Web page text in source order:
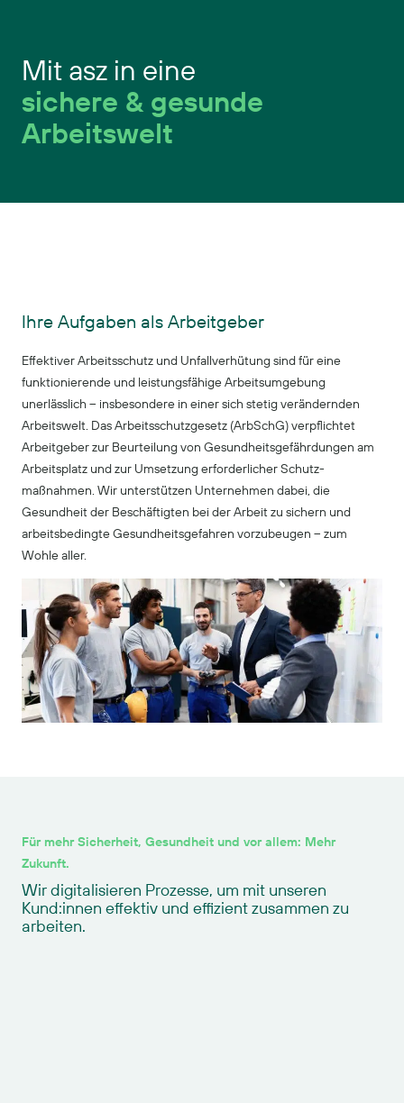
Mit asz in eine
sichere & gesunde
Arbeitswelt
Ihre Aufgaben als Arbeitgeber
Effektiver Arbeitsschutz und Unfallverhütung sind für eine
funktionierende und leistungsfähige Arbeits­umgebung
unerlässlich – insbesondere in einer sich stetig verändernden
Arbeitswelt. Das Arbeits­schutzgesetz (ArbSchG) verpflichtet
Arbeitgeber zur Beurteilung von Gesundheits­gefährdungen am
Arbeitsplatz und zur Umsetzung erforderlicher Schutz­
maßnahmen. Wir unterstützen Unternehmen dabei, die
Gesundheit der Beschäftigten bei der Arbeit zu sichern und
arbeitsbedingte Gesundheitsgefahren vorzubeugen – zum
Wohle aller.
Für mehr Sicherheit, Gesundheit und vor allem: Mehr
Zukunft.
Wir digitalisieren Prozesse, um mit unseren
Kund:innen effektiv und effizient zusammen zu
arbeiten.